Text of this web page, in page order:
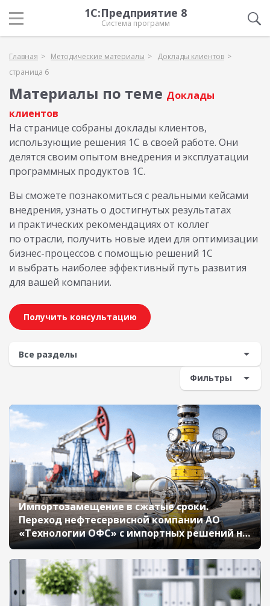
1С:Предприятие 8
Система программ
Главная Методические материалы
Доклады клиентов
страница 6
Материалы по теме Доклады
клиентов
На странице собраны доклады клиентов,
использующие решения 1С в своей работе. Они
делятся своим опытом внедрения и эксплуатации
программных продуктов 1С.
Вы сможете познакомиться с реальными кейсами
внедрения, узнать о достигнутых результатах
и практических рекомендациях от коллег
по отрасли, получить новые идеи для оптимизации
бизнес-процессов с помощью решений 1С
и выбрать наиболее эффективный путь развития
для вашей компании.
Получить консультацию
Фильтры
Импортозамещение в сжатые сроки.
Переход нефтесервисной компании АО
«Технологии ОФС» с импортных решений на
«1С:ERP. Управление холдингом» (10-й
Бизнес-форум 1С:ERP 13 октября 2023 г.,
Стружкова Юлия, АО «Технологии ОФС»)